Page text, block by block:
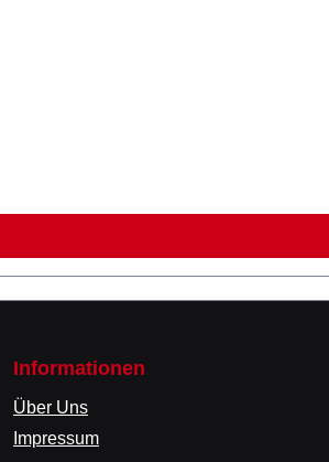
Informationen
Über Uns
Impressum